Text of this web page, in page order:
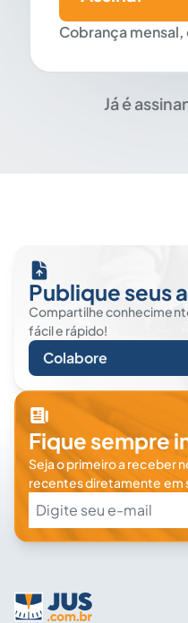
Cobrança
Já é
Publique seus
Compartilhe
fácil e rápido!
Colabore
Fique sempre
Seja o primeiro a receber
recentes diretamente em